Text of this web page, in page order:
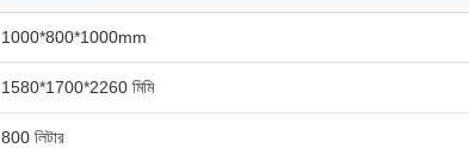
1000*800*1000mm
1580*1700*2260 মিমি
800 লিটার